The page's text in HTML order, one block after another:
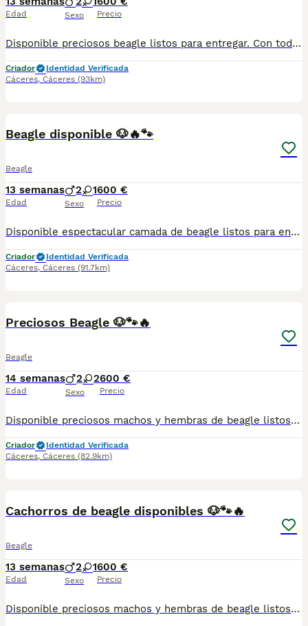
Edad Sexo Precio
Disponible preciosos beagle listos para entregar. Con toda la documentación al día, vacunado,desparasitado y con la cartilla adecuada a su edad. Se encuentran en Cáceres . Criados en ambiente familiar súper cariñosos y sociables. Pregunten sin compromiso
Criador
Identidad Verificada
Cáceres, Cáceres (93km)
Beagle disponible 🐶🔥🐾
Beagle
13 semanas
Edad
2 1
Sexo
600 €
Precio
Disponible espectacular camada de beagle listos para entregar. Con toda la documentación al día, vacunado,desparasitado y con la cartilla adecuada a su edad. Se encuentran en Cáceres. Criados en ambiente familiar súper cariñosos y sociables. Pregunten sin compromiso
Criador
Identidad Verificada
Cáceres, Cáceres (91.7km)
Preciosos Beagle 🐶🐾🔥
Beagle
14 semanas
Edad
2 2
Sexo
600 €
Precio
Disponible preciosos machos y hembras de beagle listos para entregar. Con toda la documentación al día, vacunado,desparasitado y con la cartilla adecuada a su edad. Se encuentran en Cáceres . Criados en ambiente familiar súper cariñosos y sociables. Pregunten sin compromiso
Criador
Identidad Verificada
Cáceres, Cáceres (82.9km)
Cachorros de beagle disponibles 🐶🐾🔥
Beagle
13 semanas
Edad
2 1
Sexo
600 €
Precio
Disponible preciosos machos y hembras de beagle listos para entregar. Con toda la documentación al día, vacunado,desparasitado y con la cartilla adecuada a su edad. Se encuentran en Cáceres. Criados en ambiente familiar súper cariñosos y sociables. Pregunten sin compromiso